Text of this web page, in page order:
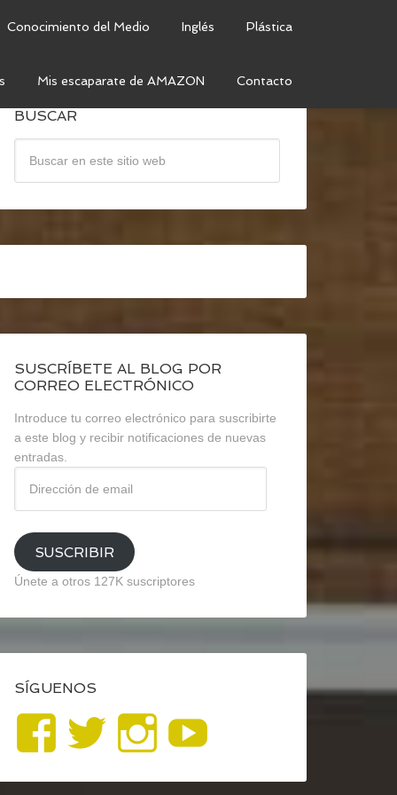
Conocimiento del Medio Inglés Plástica
Mis escaparate de AMAZON Contacto
BUSCAR
SUSCRÍBETE AL BLOG POR
CORREO ELECTRÓNICO
Introduce tu correo electrónico para suscribirte
a este blog y recibir notificaciones de nuevas
entradas.
email
SUSCRIBIR
Únete a otros 127K suscriptores
SÍGUENOS
Ver
perfil
Ver
perfil
Ver
perfil